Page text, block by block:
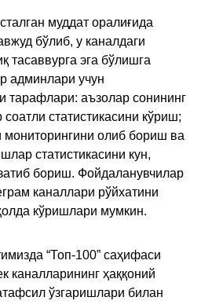
муддат оралиғида
бўлиб, у каналдаги
тасаввурга эга бўлишга
админлари учун
тарафлари: аъзолар сонининг
статистикасини кўриш;
мониторингини олиб бориш ва
статистикасини кун,
бориш. Фойдаланувчилар
каналлари рўйхатини
кўришлари мумкин.
“Топ-100” саҳифаси
каналларининг ҳаққоний
ўзгаришлари билан